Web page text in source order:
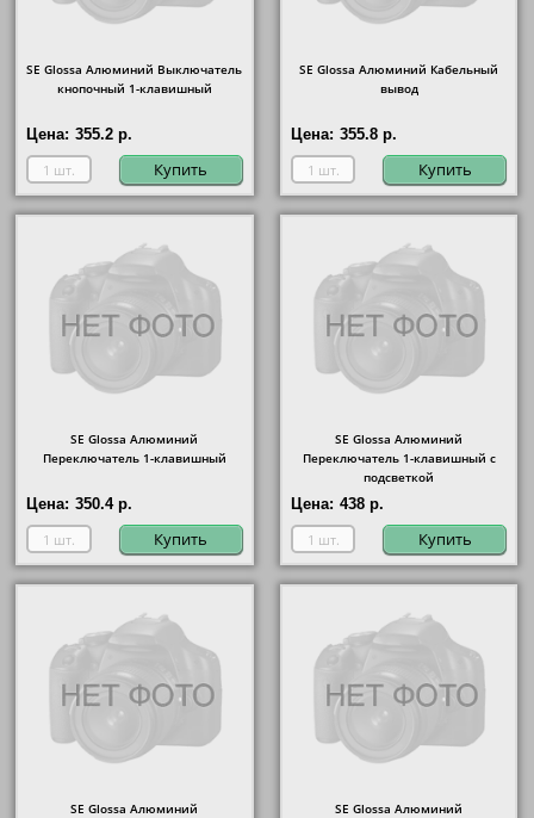
SE Glossa Алюминий Выключатель
кнопочный 1-клавишный
Цена: 355.2 р.
Купить
SE Glossa Алюминий Кабельный
вывод
Цена: 355.8 р.
Купить
SE Glossa Алюминий
Переключатель 1-клавишный
Цена: 350.4 р.
Купить
SE Glossa Алюминий
Переключатель 1-клавишный с
подсветкой
Цена: 438 р.
Купить
SE Glossa Алюминий
SE Glossa Алюминий